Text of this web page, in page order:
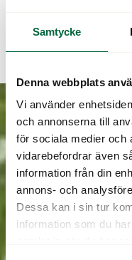
Samtycke
Denna webbplats
Vi använder
och annonserna till
för sociala medier och
vidarebefordrar även
information från din
annons- och
Dessa kan i sin tur
information som du